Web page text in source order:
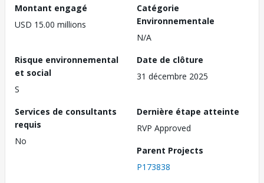
Montant engagé
USD 15.00 millions
Catégorie
Environnementale
N/A
Risque environnemental
et social
S
Date de clôture
31 décembre 2025
Services de consultants
requis
No
Dernière étape atteinte
RVP Approved
Parent Projects
P173838